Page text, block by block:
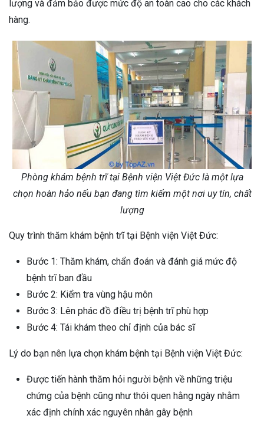
lượng và đảm bảo được mức độ an toàn cao cho các khách
hàng.
Phòng khám bệnh trĩ tại Bệnh viện Việt Đức là một lựa
chọn hoàn hảo nếu bạn đang tìm kiếm một nơi uy tín, chất
lượng
Quy trình thăm khám bệnh trĩ tại Bệnh viện Việt Đức:
Bước 1: Thăm khám, chẩn đoán và đánh giá mức độ
bệnh trĩ ban đầu
Bước 2: Kiểm tra vùng hậu môn
Bước 3: Lên phác đồ điều trị bệnh trĩ phù hợp
Bước 4: Tái khám theo chỉ định của bác sĩ
Lý do bạn nên lựa chọn khám bệnh tại Bệnh viện Việt Đức:
Được tiến hành thăm hỏi người bệnh về những triệu
chứng của bệnh cũng như thói quen hằng ngày nhằm
xác định chính xác nguyên nhân gây bệnh